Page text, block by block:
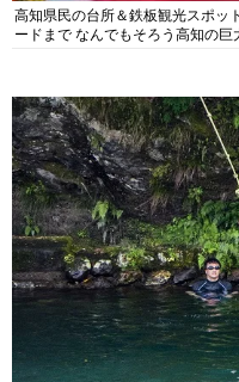
高知県民の台所＆鉄板観光スポッ
ードまで なんでもそろう高知の巨